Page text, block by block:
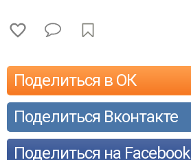
Поделиться в ОК
Поделиться Вконтакте
Поделиться на Facebook